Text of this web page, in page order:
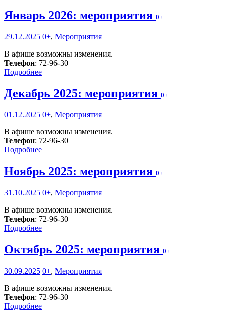
Январь 2026: мероприятия 0+
29.12.2025 0+, Мероприятия
В афише возможны изменения.
Телефон: 72-96-30
Подробнее
Декабрь 2025: мероприятия 0+
01.12.2025 0+, Мероприятия
В афише возможны изменения.
Телефон: 72-96-30
Подробнее
Ноябрь 2025: мероприятия 0+
31.10.2025 0+, Мероприятия
В афише возможны изменения.
Телефон: 72-96-30
Подробнее
Октябрь 2025: мероприятия 0+
30.09.2025 0+, Мероприятия
В афише возможны изменения.
Телефон: 72-96-30
Подробнее